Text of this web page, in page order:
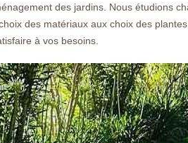
des jardins. Nous étudions
des matériaux aux choix des
à vos besoins.